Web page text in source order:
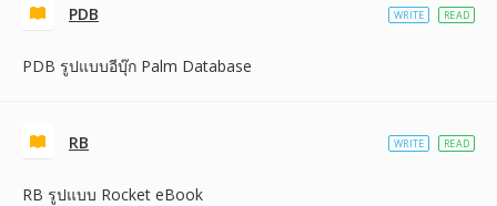
PDB
PDB รูปแบบอีบุ๊ก Palm Database
WRITE READ
RB
RB รูปแบบ Rocket eBook
WRITE READ